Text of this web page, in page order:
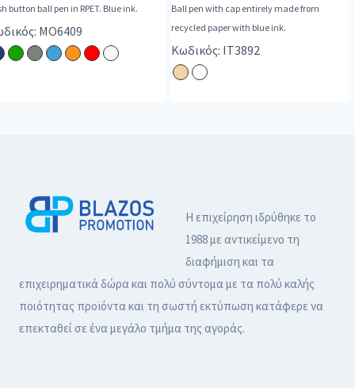
button ball pen in RPET. Blue ink.
MO6409
Ball pen with cap entirely made from
recycled paper with blue ink.
Κωδικός: IT3892
Η επιχείρηση ιδρύθηκε το
1988 με αντικείμενο τη
διαφήμιση και τα
επιχειρηματικά δώρα και πολύ σύντομα με τα πολύ καλής
ποιότητας προϊόντα και τη σωστή εκτύπωση κατάφερε να
επεκταθεί σε ένα μεγάλο τμήμα της αγοράς.